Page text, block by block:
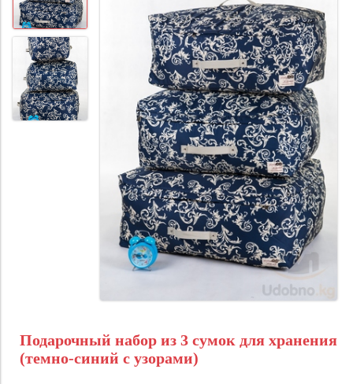
Подарочный набор из 3 сумок для хранения
(темно-синий с узорами)